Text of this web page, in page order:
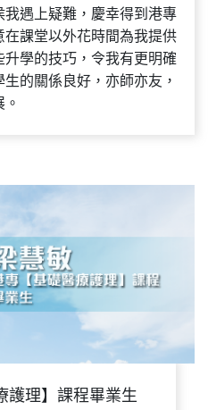
遇上疑難，慶幸得到港專
課堂以外花時間為我提供
學的技巧，令我有更明確
的關係良好，亦師亦友，
護理】課程畢業生